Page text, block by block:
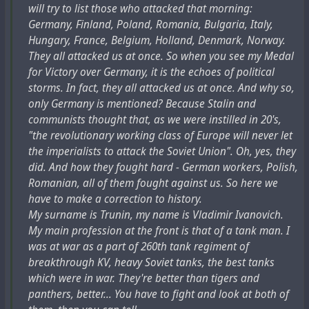
attempt and wounding. However, the very image of
Nikolai Lenin was fickle and changed in those years:
At the dictation of the investigator I signed slanderous
testimony against myself...".
Later he found out: it wasn't his wife who was tortured.
His wife, a Party worker, was still living happily in their
big, cosy flat on Tverskaya street.
She had written a denunciation about her husband."
In this case, according to Kucharyants, this is a fragment
of the manuscript, which the professor's widow herself
provided to the journalist. Another source, A.V.
Trubetskoy's memoirs "Paths undiscovered ", mentions
another episode relating to the architect Ludwig:
"There was a rather famous architect, Heinrich Ludwig,
an elderly, grey-haired man with bushy eyebrows (the
kind of man who usually smokes a pipe when he is
outside). I knew him well. Ludwig told me that he had
entered a design competition for the Palace of the
ватиканскими архивами и инопланетянами строятся
на единственном русскоязычном источнике – статье
Миры профессора Людвига" в российской газете
Совершенно секретно", написанной журналистом
Владимиром Кючарьянцем, как им самим заявляется,
лично знавшим Людвига, будучи его учеником в
институте. В это статье так объясняется эпизод с
допуском советского архитектора к ватиканским
архивам:
"Его, занимавшегося этрусками и расшифровкой их
языка, чрезвычайно интересовали документы,
хранящиеся в библиотеке Ватикана. В его «пути
Геродота» Рим был одним из ключевых пунктов. В
Ватикане он обратился за разрешением к
кардиналу – хранителю библиотеки. В качестве
одного из аргументов он привёл страшное
итальянское ругательство, кощунственно
поминавшее Богоматерь… Кардинал, придя в
ярость, хотел его выгнать, но, когда Людвиг стал
will try to list those who attacked that morning:
Germany, Finland, Poland, Romania, Bulgaria, Italy,
Hungary, France, Belgium, Holland, Denmark, Norway.
They all attacked us at once. So when you see my Medal
for Victory over Germany, it is the echoes of political
storms. In fact, they all attacked us at once. And why so,
only Germany is mentioned? Because Stalin and
communists thought that, as we were instilled in 20's,
"the revolutionary working class of Europe will never let
the imperialists to attack the Soviet Union". Oh, yes, they
did. And how they fought hard - German workers, Polish,
Romanian, all of them fought against us. So here we
have to make a correction to history.
My surname is Trunin, my name is Vladimir Ivanovich.
My main profession at the front is that of a tank man. I
was at war as a part of 260th tank regiment of
breakthrough KV, heavy Soviet tanks, the best tanks
which were in war. They're better than tigers and
panthers, better... You have to fight and look at both of